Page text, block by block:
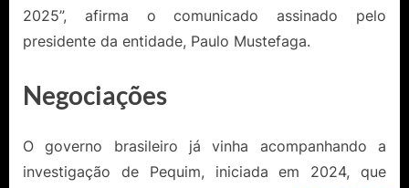
2025”, afirma o comunicado assinado pelo
presidente da entidade, Paulo Mustefaga.
Negociações
O governo brasileiro já vinha acompanhando a
investigação de Pequim, iniciada em 2024, que